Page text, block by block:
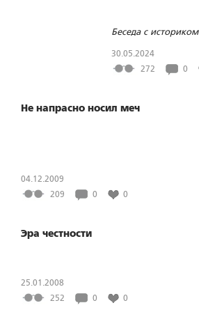
Беседа с историком
30.05.2024
272
0
Не напрасно носил меч
04.12.2009
209
0 0
Эра честности
25.01.2008
252
0 0